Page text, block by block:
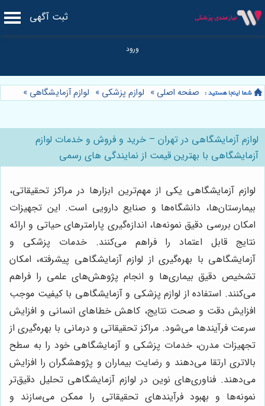
ثبت آگهی
صفحه اصلی » لوازم پزشکی » لوازم آزمایشگاهی »
لوازم آزمایشگاهی در تهران – خرید و فروش و خدمات لوازم
آزمایشگاهی با بهترین قیمت از نمایندگی های رسمی
لوازم آزمایشگاهی یکی از مهم‌ترین ابزارها در مراکز تحقیقاتی،
بیمارستان‌ها، دانشگاه‌ها و صنایع دارویی است. این تجهیزات
امکان بررسی دقیق نمونه‌ها، اندازه‌گیری پارامترهای حیاتی و ارائه
نتایج قابل اعتماد را فراهم می‌کنند. خدمات پزشکی و
آزمایشگاهی با بهره‌گیری از لوازم آزمایشگاهی پیشرفته، امکان
تشخیص دقیق بیماری‌ها و انجام پژوهش‌های علمی را فراهم
می‌کنند. استفاده از لوازم پزشکی و آزمایشگاهی با کیفیت موجب
افزایش دقت و صحت نتایج، کاهش خطاهای انسانی و افزایش
سرعت فرآیندها می‌شود. مراکز تحقیقاتی و درمانی با بهره‌گیری از
تجهیزات مدرن، خدمات پزشکی و آزمایشگاهی خود را به سطح
بالاتری ارتقا می‌دهند و رضایت بیماران و پژوهشگران را افزایش
می‌دهند. فناوری‌های نوین در لوازم آزمایشگاهی تحلیل دقیق‌تر
نمونه‌ها و بهبود فرآیندهای تحقیقاتی را ممکن می‌سازند و